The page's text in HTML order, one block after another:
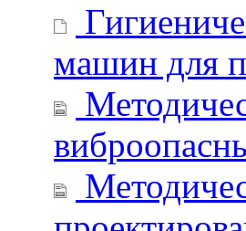
машин для